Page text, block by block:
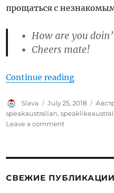
прощаться с
How are you
Cheers mate!
Continue reading“Говори
Author
Slava
Posted
on
July 25, 2018
speakaustralian,
Leave a commenton
СВЕЖИЕ ПУБЛИКАЦИИ